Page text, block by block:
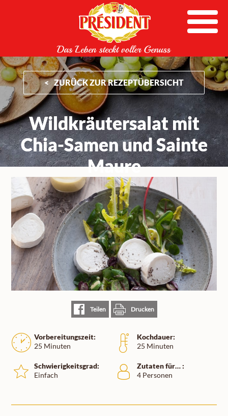
ZURÜCK ZUR REZEPTÜBERSICHT
Wildkräutersalat mit
Chia-Samen und Sainte
Maure
Teilen Drucken
Vorbereitungszeit:
25 Minuten
Kochdauer:
25 Minuten
Schwierigkeitsgrad:
Einfach
Zutaten für… :
4 Personen